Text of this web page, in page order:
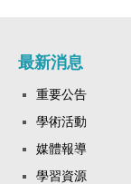
最新消息
重要公告
學術活動
媒體報導
學習資源